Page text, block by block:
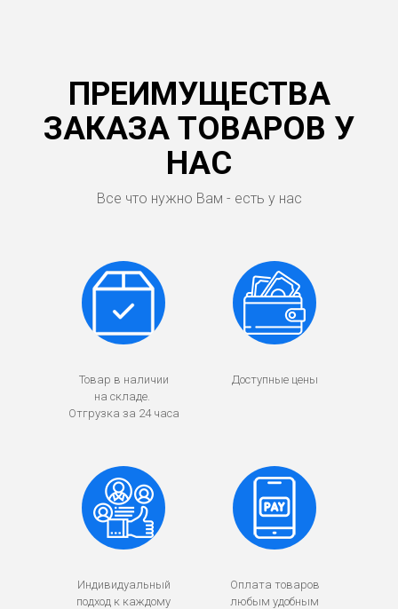
ПРЕИМУЩЕСТВА
ЗАКАЗА ТОВАРОВ У
НАС
Все что нужно Вам - есть у нас
Товар в наличии
на складе.
Отгрузка за 24 часа
Доступные цены
Индивидуальный
подход к каждому
Оплата товаров
любым удобным